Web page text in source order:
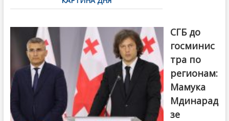
записям
СГБ до
госминис
тра по
регионам:
Мамука
Мдинарад
зе